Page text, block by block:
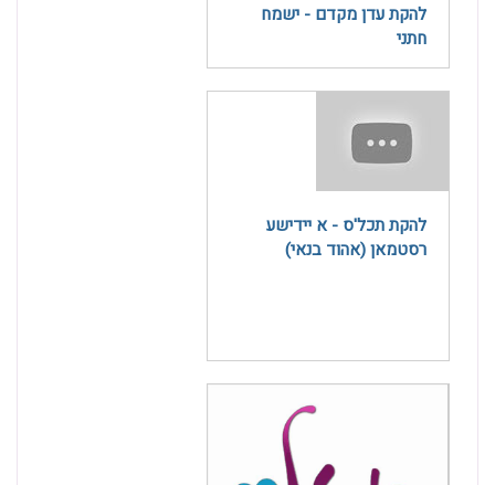
להקת עדן מקדם - ישמח
חתני
להקת תכל'ס - א יידישע
רסטמאן‎ (אהוד בנאי)